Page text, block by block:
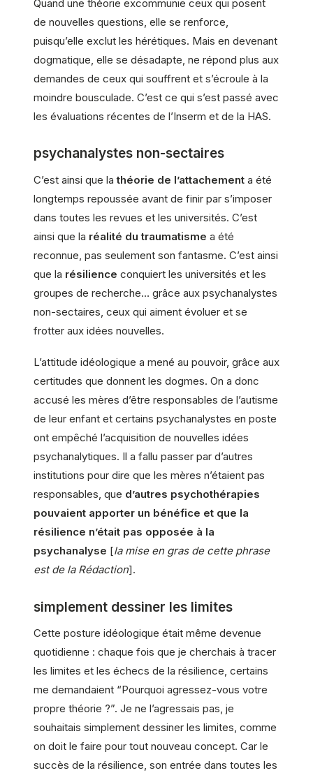
Quand une théorie excommunie ceux qui posent
de nouvelles questions, elle se renforce,
puisqu’elle exclut les hérétiques. Mais en devenant
dogmatique, elle se désadapte, ne répond plus aux
demandes de ceux qui souffrent et s’écroule à la
moindre bousculade. C’est ce qui s’est passé avec
les évaluations récentes de l’Inserm et de la HAS.
psychanalystes non-sectaires
C’est ainsi que lathéorie de l’attachement a été
longtemps repoussée avant de finir par s’imposer
dans toutes les revues et les universités. C’est
ainsi que la réalité du traumatisme a été
reconnue, pas seulement son fantasme. C’est ainsi
que la résilience conquiert les universités et les
groupes de recherche… grâce aux psychanalystes
non-sectaires, ceux qui aiment évoluer et se
frotter aux idées nouvelles.
L’attitude idéologique a mené au pouvoir, grâce aux
certitudes que donnent les dogmes. On a donc
accusé les mères d’être responsables de l’autisme
de leur enfant et certains psychanalystes en poste
ont empêché l’acquisition de nouvelles idées
psychanalytiques. Il a fallu passer par d’autres
institutions pour dire que les mères n’étaient pas
responsables, que d’autres psychothérapies
pouvaient apporter un bénéfice et que la
résilience n’était pas opposée à la
psychanalyse [la mise en gras de cette phrase
est de la Rédaction].
simplement dessiner les limites
Cette posture idéologique était même devenue
quotidienne : chaque fois que je cherchais à tracer
les limites et les échecs de la résilience, certains
me demandaient “Pourquoi agressez-vous votre
propre théorie ?”. Je ne l’agressais pas, je
souhaitais simplement dessiner les limites, comme
on doit le faire pour tout nouveau concept. Car le
succès de la résilience, son entrée dans toutes les